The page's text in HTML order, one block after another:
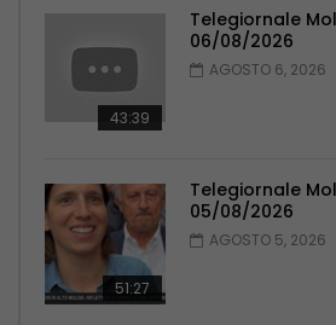
43:39
Telegiornale
06/08/2026
AGOSTO 6, 2026
51:27
Telegiornale
05/08/2026
AGOSTO 5, 2026